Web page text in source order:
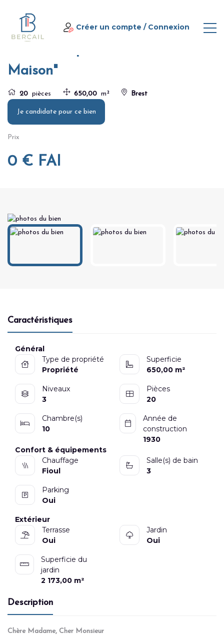
Créer un compte / Connexion
Home
Maison"
20 pièces 650,00 m² Brest
Je candidate pour ce bien
Prix
0 € FAI
Caractéristiques
Général
Type de propriété
Propriété
Superficie
650,00 m²
Niveaux
3
Pièces
20
Chambre(s)
10
Année de
construction
1930
Confort & équipements
Chauffage
Fioul
Salle(s) de bain
3
Parking
Oui
Extérieur
Terrasse
Oui
Jardin
Oui
Superficie du
jardin
2 173,00 m²
Description
Chère Madame, Cher Monsieur